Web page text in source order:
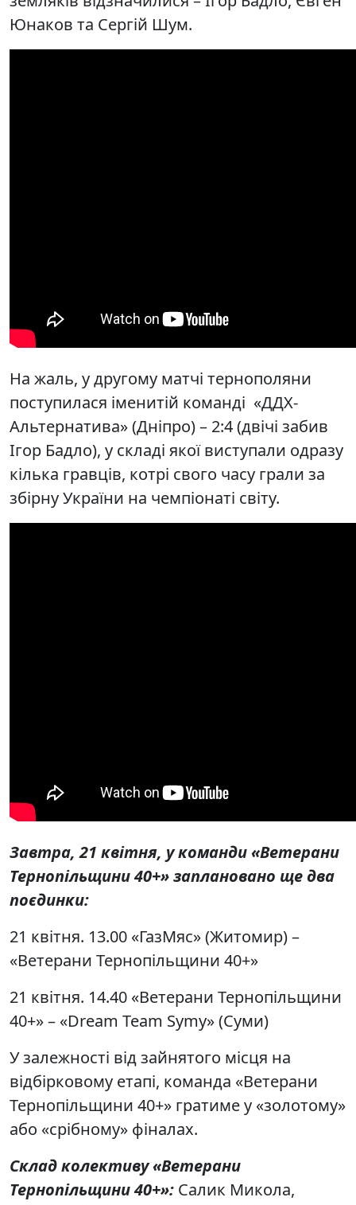
Юнаков та Сергій Шум.
На жаль, у другому матчі тернополяни
поступилася іменитій команді «ДДХ-
Альтернатива» (Дніпро) – 2:4 (двічі забив
Ігор Бадло), у складі якої виступали одразу
кілька гравців, котрі свого часу грали за
збірну України на чемпіонаті світу.
Завтра, 21 квітня, у команди «Ветерани
Тернопільщини 40+» заплановано ще два
поєдинки:
21 квітня. 13.00 «ГазМяс» (Житомир) –
«Ветерани Тернопільщини 40+»
21 квітня. 14.40 «Ветерани Тернопільщини
40+» – «Dream Team Symy» (Суми)
У залежності від зайнятого місця на
відбірковому етапі, команда «Ветерани
Тернопільщини 40+» гратиме у «золотому»
або «срібному» фіналах.
Склад колективу «Ветерани
Тернопільщини 40+»: Салик Микола,